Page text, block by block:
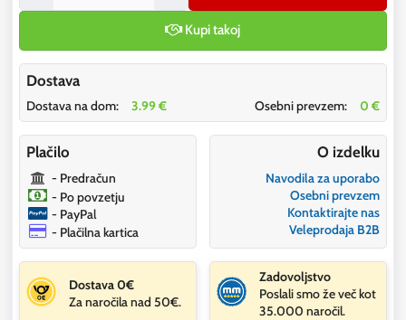
Kupi takoj
Dostava
Dostava na dom: 3.99 € Osebni prevzem: 0 €
Plačilo
- Predračun
- Po povzetju
- PayPal
- Plačilna kartica
O izdelku
Navodila za uporabo
Osebni prevzem
Kontaktirajte nas
Veleprodaja B2B
Dostava 0€
Za naročila nad 50€.
Zadovoljstvo
Poslali smo že več kot
35.000 naročil.